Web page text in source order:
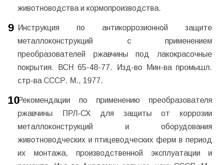
животноводства и кормопроизводства.
Инструкция по антикоррозионной защите
металлоконструкций с применением
преобразователей ржавчины под лакокрасочные
покрытия. ВСН 65-48-77. Изд-во Мин-ва промышл.
стр-ва СССР. М., 1977.
Рекомендации по применению преобразователя
ржавчины ПРЛ-СХ для защиты от коррозии
металлоконструкций и оборудования
животноводческих и птицеводческих ферм в период
их монтажа, производственной эксплуатации и